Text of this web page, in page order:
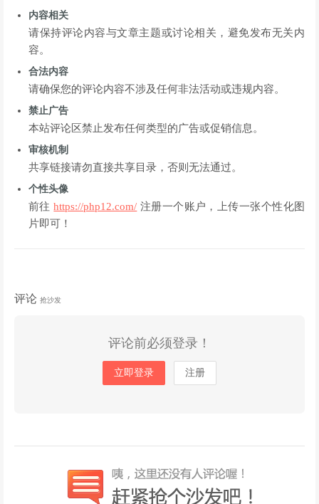
内容相关
请保持评论内容与文章主题或讨论相关，避免发布无关内
容。
合法内容
请确保您的评论内容不涉及任何非法活动或违规内容。
禁止广告
本站评论区禁止发布任何类型的广告或促销信息。
审核机制
共享链接请勿直接共享目录，否则无法通过。
个性头像
前往https://php12.com/ 注册一个账户，上传一张个性化图
片即可！
评论 抢沙发
评论前必须登录！
立即登录 注册